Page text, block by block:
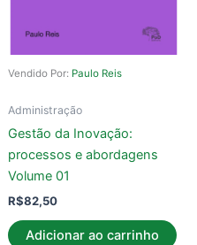
Vendido Por: Paulo Reis
Administração
Gestão da Inovação:
processos e abordagens
Volume 01
R$82,50
Adicionar ao carrinho